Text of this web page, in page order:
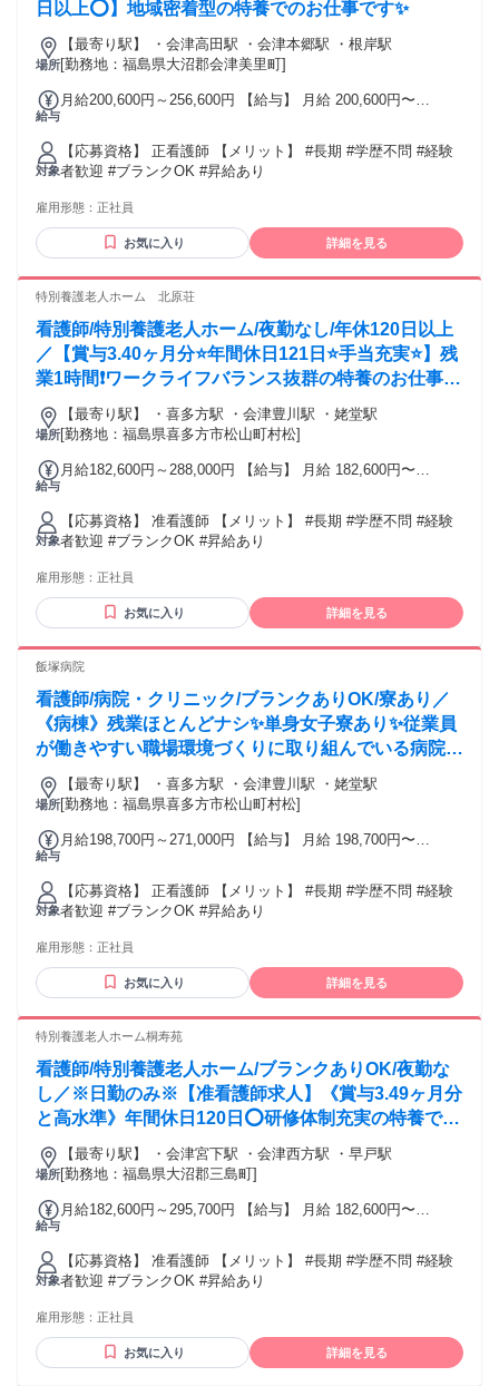
日以上⭕】地域密着型の特養でのお仕事です✨
場所
【最寄り駅】 ・会津高田駅 ・会津本郷駅 ・根岸駅
[勤務地：福島県大沼郡会津美里町]
給与
月給200,600円～256,600円 【給与】 月給 200,600円〜
対象
【応募資格】 正看護師 【メリット】 #長期 #学歴不問 #経験
者歓迎 #ブランクOK #昇給あり
雇用形態： 正社員
お気に入り 詳細を見る
特別養護老人ホーム 北原荘
看護師/特別養護老人ホーム/夜勤なし/年休120日以上
／【賞与3.40ヶ月分⭐年間休日121日⭐手当充実⭐】残
業1時間❗️ワークライフバランス抜群の特養のお仕事で
す❗️
場所
【最寄り駅】 ・喜多方駅 ・会津豊川駅 ・姥堂駅
[勤務地：福島県喜多方市松山町村松]
給与
月給182,600円～288,000円 【給与】 月給 182,600円〜
対象
【応募資格】 准看護師 【メリット】 #長期 #学歴不問 #経験
者歓迎 #ブランクOK #昇給あり
雇用形態： 正社員
お気に入り 詳細を見る
飯塚病院
看護師/病院・クリニック/ブランクありOK/寮あり／
《病棟》残業ほとんどナシ✨単身女子寮あり✨従業員
が働きやすい職場環境づくりに取り組んでいる病院で
す⭕
場所
【最寄り駅】 ・喜多方駅 ・会津豊川駅 ・姥堂駅
[勤務地：福島県喜多方市松山町村松]
給与
月給198,700円～271,000円 【給与】 月給 198,700円〜
対象
【応募資格】 正看護師 【メリット】 #長期 #学歴不問 #経験
者歓迎 #ブランクOK #昇給あり
雇用形態： 正社員
お気に入り 詳細を見る
特別養護老人ホーム桐寿苑
看護師/特別養護老人ホーム/ブランクありOK/夜勤な
し／※日勤のみ※【准看護師求人】《賞与3.49ヶ月分
と高水準》年間休日120日⭕研修体制充実の特養での
お仕事です✨
場所
【最寄り駅】 ・会津宮下駅 ・会津西方駅 ・早戸駅
[勤務地：福島県大沼郡三島町]
給与
月給182,600円～295,700円 【給与】 月給 182,600円〜
対象
【応募資格】 准看護師 【メリット】 #長期 #学歴不問 #経験
者歓迎 #ブランクOK #昇給あり
雇用形態： 正社員
お気に入り 詳細を見る